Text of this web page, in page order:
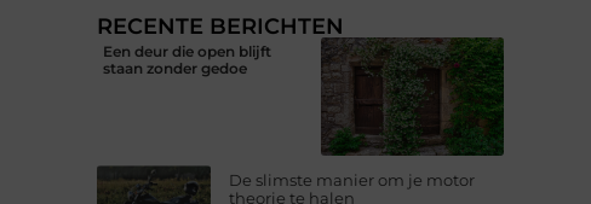
RECENTE BERICHTEN
Een deur die open blijft
staan zonder gedoe
De slimste manier om je motor
theorie te halen